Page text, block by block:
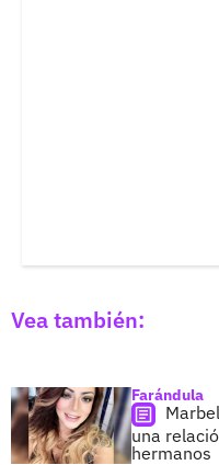
Vea también:
Farándula
una
hermanos